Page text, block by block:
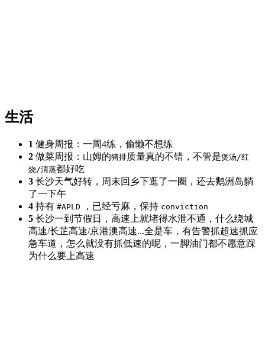
生活
1 健身周报：一周4练，偷懒不想练
2 做菜周报：山姆的猪排质量真的不错，不管是煲汤/红
烧/清蒸都好吃
3 长沙天气好转，周末回乡下逛了一圈，还去鹅洲岛躺
了一下午
4 持有 #APLD ，已经亏麻，保持 conviction
5 长沙一到节假日，高速上就堵得水泄不通，什么绕城
高速/长芷高速/京港澳高速...全是车，有告警抓超速抓应
急车道，怎么就没有抓低速的呢，一脚油门都不愿意踩
为什么要上高速